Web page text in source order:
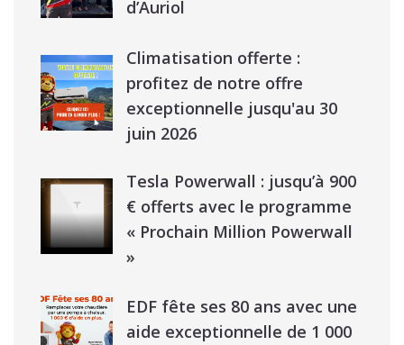
d’Auriol
Climatisation offerte :
profitez de notre offre
exceptionnelle jusqu'au 30
juin 2026
Tesla Powerwall : jusqu’à 900
€ offerts avec le programme
« Prochain Million Powerwall
»
EDF fête ses 80 ans avec une
aide exceptionnelle de 1 000